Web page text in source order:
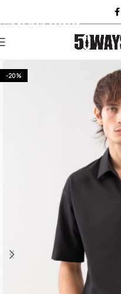
Skip to main content
-20%